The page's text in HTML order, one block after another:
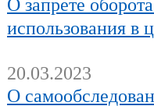
О запрете
использования в
20.03.2023
О